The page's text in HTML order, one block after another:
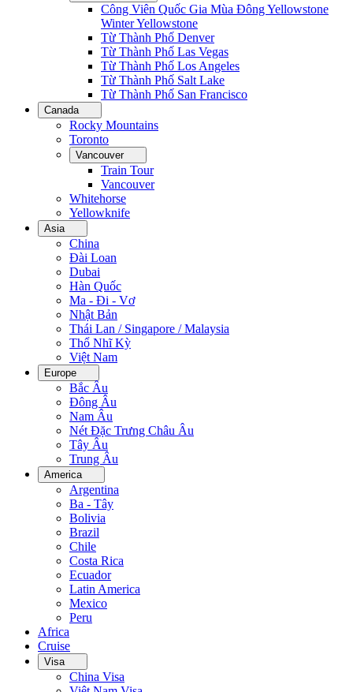
Công Viên Quốc Gia Mùa Đông Yellowstone
Winter Yellowstone
Từ Thành Phố Denver
Từ Thành Phố Las Vegas
Từ Thành Phố Los Angeles
Từ Thành Phố Salt Lake
Từ Thành Phố San Francisco
Canada
Rocky Mountains
Toronto
Vancouver
Train Tour
Vancouver
Whitehorse
Yellowknife
Asia
China
Đài Loan
Dubai
Hàn Quốc
Ma - Đi - Vơ
Nhật Bản
Thái Lan / Singapore / Malaysia
Thổ Nhĩ Kỳ
Việt Nam
Europe
Bắc Âu
Đông Âu
Nam Âu
Nét Đặc Trưng Châu Âu
Tây Âu
Trung Âu
America
Argentina
Ba - Tây
Bolivia
Brazil
Chile
Costa Rica
Ecuador
Latin America
Mexico
Peru
Africa
Cruise
Visa
China Visa